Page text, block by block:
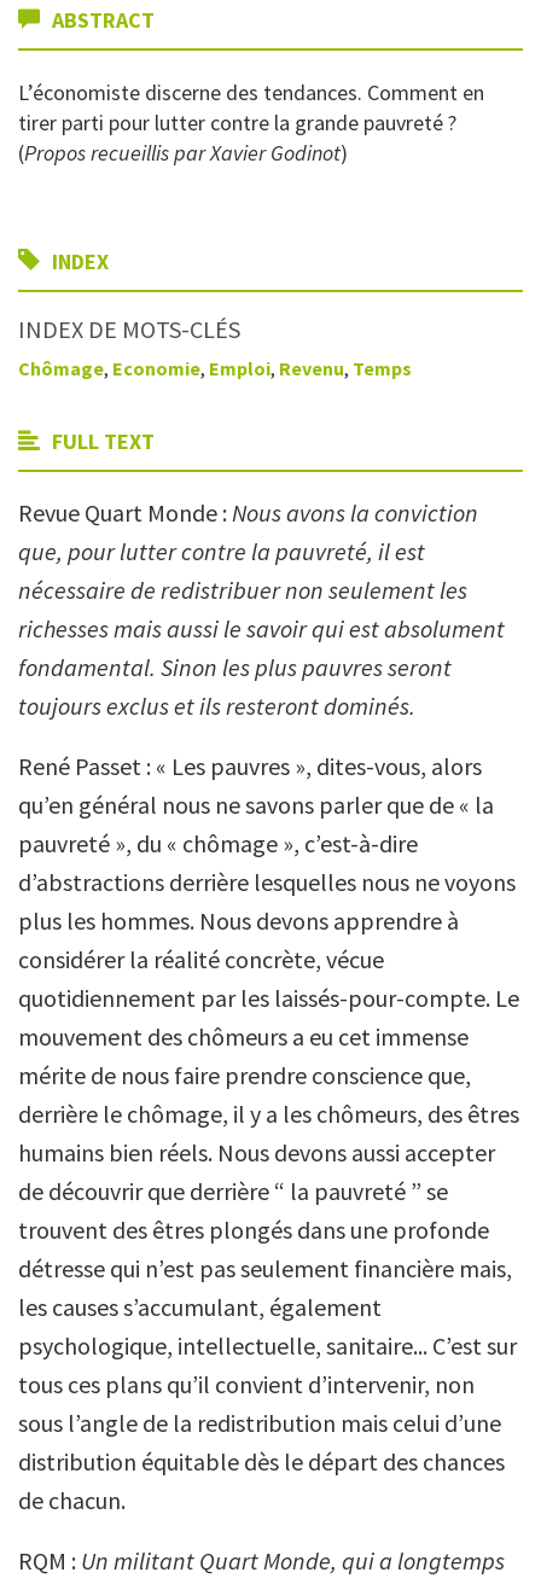
ABSTRACT
L’économiste discerne des tendances. Comment en
tirer parti pour lutter contre la grande pauvreté ?
(Propos recueillis par Xavier Godinot)
INDEX
INDEX DE MOTS-CLÉS
Chômage, Economie, Emploi, Revenu, Temps
FULL TEXT
Revue Quart Monde :Nous avons la conviction
que, pour lutter contre la pauvreté, il est
nécessaire de redistribuer non seulement les
richesses mais aussi le savoir qui est absolument
fondamental. Sinon les plus pauvres seront
toujours exclus et ils resteront dominés.
René Passet : « Les pauvres », dites-vous, alors
qu’en général nous ne savons parler que de « la
pauvreté », du « chômage », c’est-à-dire
d’abstractions derrière lesquelles nous ne voyons
plus les hommes. Nous devons apprendre à
considérer la réalité concrète, vécue
quotidiennement par les laissés-pour-compte. Le
mouvement des chômeurs a eu cet immense
mérite de nous faire prendre conscience que,
derrière le chômage, il y a les chômeurs, des êtres
humains bien réels. Nous devons aussi accepter
de découvrir que derrière “ la pauvreté ” se
trouvent des êtres plongés dans une profonde
détresse qui n’est pas seulement financière mais,
les causes s’accumulant, également
psychologique, intellectuelle, sanitaire... C’est sur
tous ces plans qu’il convient d’intervenir, non
sous l’angle de la redistribution mais celui d’une
distribution équitable dès le départ des chances
de chacun.
RQM : Un militant Quart Monde, qui a longtemps